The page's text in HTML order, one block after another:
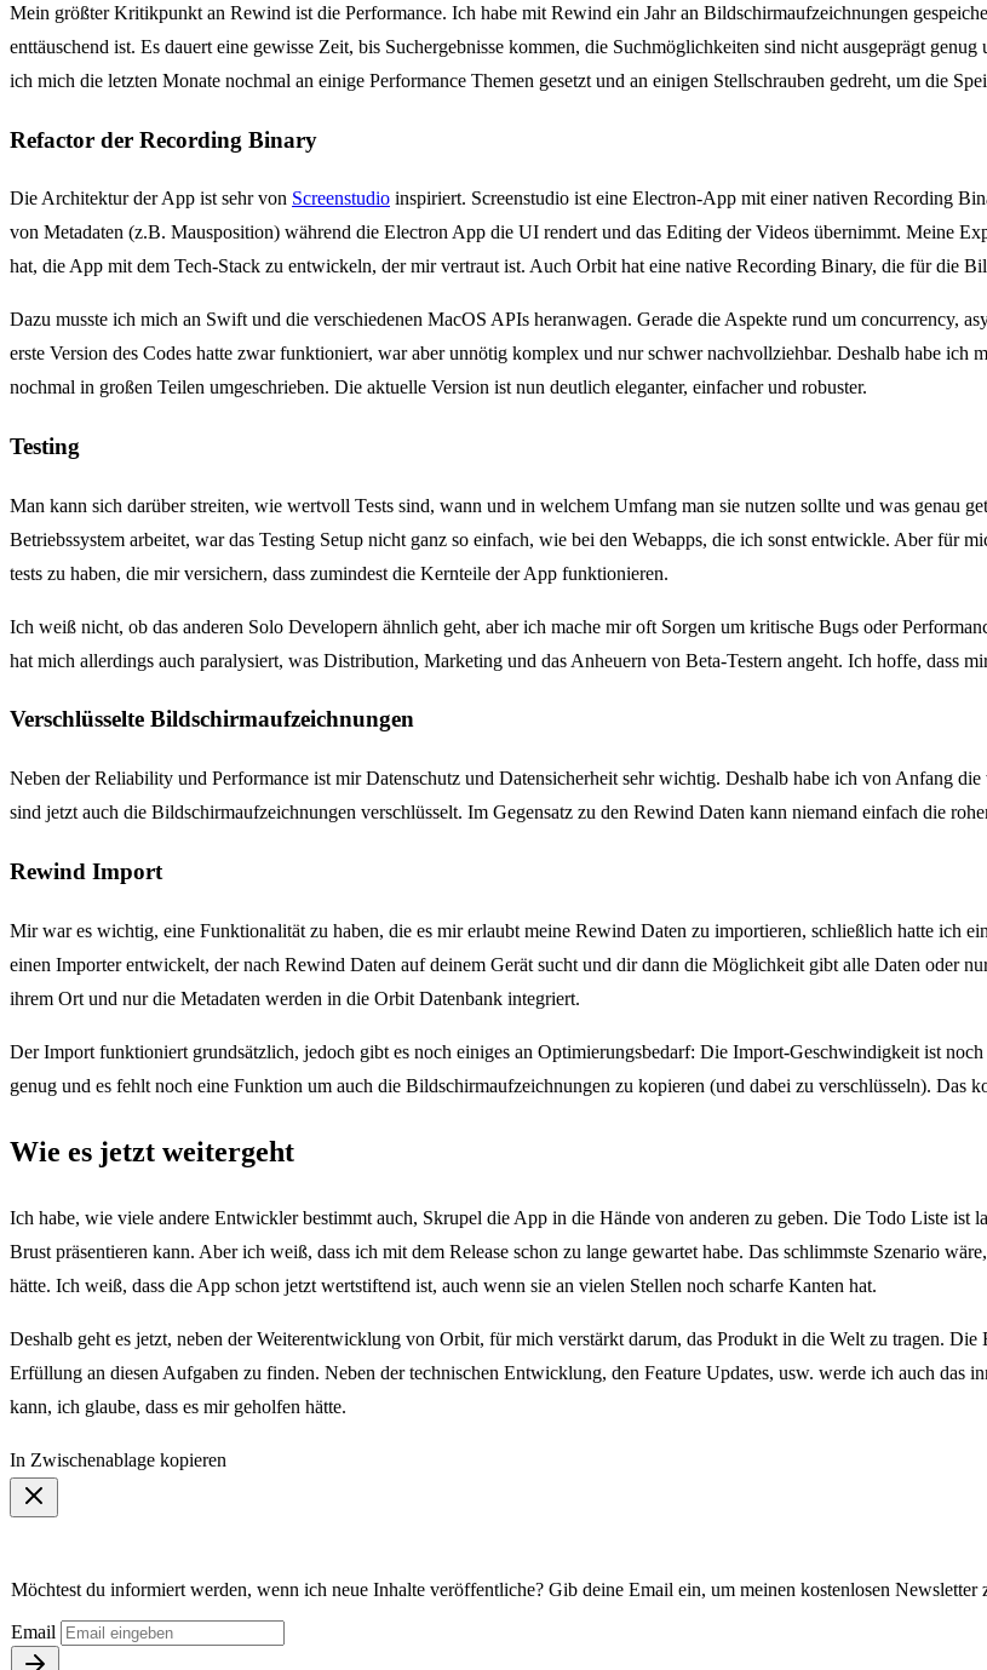
Mein größter Kritikpunkt an Rewind ist die Performance. Ich habe mit Rewind ein Jahr an Bildschirmaufzeichnungen
enttäuschend ist. Es dauert eine gewisse Zeit, bis Suchergebnisse kommen, die Suchmöglichkeiten sind nicht ausgeprägt
ich mich die letzten Monate nochmal an einige Performance Themen gesetzt und an einigen Stellschrauben gedreht, um die
Refactor der Recording Binary
Die Architektur der App ist sehr von Screenstudio inspiriert. Screenstudio ist eine Electron-App mit einer nativen Recording
von Metadaten (z.B. Mausposition) während die Electron App die UI rendert und das Editing der Videos übernimmt. Meine
hat, die App mit dem Tech-Stack zu entwickeln, der mir vertraut ist. Auch Orbit hat eine native Recording Binary, die für die
Dazu musste ich mich an Swift und die verschiedenen MacOS APIs heranwagen. Gerade die Aspekte rund um concurrency,
erste Version des Codes hatte zwar funktioniert, war aber unnötig komplex und nur schwer nachvollziehbar. Deshalb habe ich
nochmal in großen Teilen umgeschrieben. Die aktuelle Version ist nun deutlich eleganter, einfacher und robuster.
Testing
Man kann sich darüber streiten, wie wertvoll Tests sind, wann und in welchem Umfang man sie nutzen sollte und was genau
Betriebssystem arbeitet, war das Testing Setup nicht ganz so einfach, wie bei den Webapps, die ich sonst entwickle. Aber für
tests zu haben, die mir versichern, dass zumindest die Kernteile der App funktionieren.
Ich weiß nicht, ob das anderen Solo Developern ähnlich geht, aber ich mache mir oft Sorgen um kritische Bugs oder
hat mich allerdings auch paralysiert, was Distribution, Marketing und das Anheuern von Beta-Testern angeht. Ich hoffe, dass
Verschlüsselte Bildschirmaufzeichnungen
Neben der Reliability und Performance ist mir Datenschutz und Datensicherheit sehr wichtig. Deshalb habe ich von Anfang
sind jetzt auch die Bildschirmaufzeichnungen verschlüsselt. Im Gegensatz zu den Rewind Daten kann niemand einfach die
Rewind Import
Mir war es wichtig, eine Funktionalität zu haben, die es mir erlaubt meine Rewind Daten zu importieren, schließlich hatte ich
einen Importer entwickelt, der nach Rewind Daten auf deinem Gerät sucht und dir dann die Möglichkeit gibt alle Daten oder
ihrem Ort und nur die Metadaten werden in die Orbit Datenbank integriert.
Der Import funktioniert grundsätzlich, jedoch gibt es noch einiges an Optimierungsbedarf: Die Import-Geschwindigkeit ist
genug und es fehlt noch eine Funktion um auch die Bildschirmaufzeichnungen zu kopieren (und dabei zu verschlüsseln). Das
Wie es jetzt weitergeht
Ich habe, wie viele andere Entwickler bestimmt auch, Skrupel die App in die Hände von anderen zu geben. Die Todo Liste ist
Brust präsentieren kann. Aber ich weiß, dass ich mit dem Release schon zu lange gewartet habe. Das schlimmste Szenario
hätte. Ich weiß, dass die App schon jetzt wertstiftend ist, auch wenn sie an vielen Stellen noch scharfe Kanten hat.
Deshalb geht es jetzt, neben der Weiterentwicklung von Orbit, für mich verstärkt darum, das Produkt in die Welt zu tragen.
Erfüllung an diesen Aufgaben zu finden. Neben der technischen Entwicklung, den Feature Updates, usw. werde ich auch das
kann, ich glaube, dass es mir geholfen hätte.
In Zwischenablage kopieren
Möchtest du informiert werden, wenn ich neue Inhalte veröffentliche? Gib deine Email ein, um meinen kostenlosen Newsletter
Email